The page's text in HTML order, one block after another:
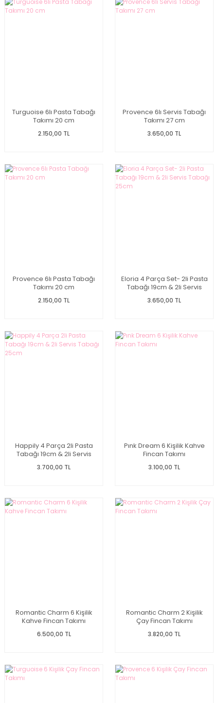
Turguoise 6lı Pasta Tabağı
Takımı 20 cm
2.150,00 TL
Provence 6lı Servis Tabağı
Takımı 27 cm
3.650,00 TL
Provence 6lı Pasta Tabağı
Takımı 20 cm
2.150,00 TL
Eloria 4 Parça Set- 2li Pasta
Tabağı 19cm & 2li Servis
3.650,00 TL
Happily 4 Parça 2li Pasta
Tabağı 19cm & 2li Servis
3.700,00 TL
Pınk Dream 6 Kişilik Kahve
Fincan Takımı
3.100,00 TL
Romantic Charm 6 Kişilik
Kahve Fincan Takımı
6.500,00 TL
Romantic Charm 2 Kişilik
Çay Fincan Takımı
3.820,00 TL